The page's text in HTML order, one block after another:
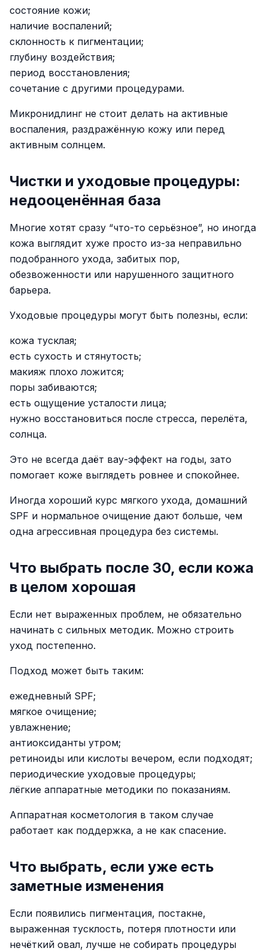
состояние кожи;
наличие воспалений;
склонность к пигментации;
глубину воздействия;
период восстановления;
сочетание с другими процедурами.
Микронидлинг не стоит делать на активные
воспаления, раздражённую кожу или перед
активным солнцем.
Чистки и уходовые процедуры:
недооценённая база
Многие хотят сразу “что-то серьёзное”, но иногда
кожа выглядит хуже просто из-за неправильно
подобранного ухода, забитых пор,
обезвоженности или нарушенного защитного
барьера.
Уходовые процедуры могут быть полезны, если:
кожа тусклая;
есть сухость и стянутость;
макияж плохо ложится;
поры забиваются;
есть ощущение усталости лица;
нужно восстановиться после стресса, перелёта,
солнца.
Это не всегда даёт вау-эффект на годы, зато
помогает коже выглядеть ровнее и спокойнее.
Иногда хороший курс мягкого ухода, домашний
SPF и нормальное очищение дают больше, чем
одна агрессивная процедура без системы.
Что выбрать после 30, если кожа
в целом хорошая
Если нет выраженных проблем, не обязательно
начинать с сильных методик. Можно строить
уход постепенно.
Подход может быть таким:
ежедневный SPF;
мягкое очищение;
увлажнение;
антиоксиданты утром;
ретиноиды или кислоты вечером, если подходят;
периодические уходовые процедуры;
лёгкие аппаратные методики по показаниям.
Аппаратная косметология в таком случае
работает как поддержка, а не как спасение.
Что выбрать, если уже есть
заметные изменения
Если появились пигментация, постакне,
выраженная тусклость, потеря плотности или
нечёткий овал, лучше не собирать процедуры